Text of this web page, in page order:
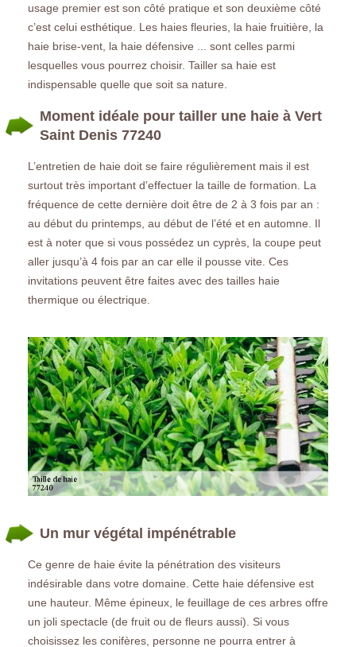
usage premier est son côté pratique et son deuxième côté
c’est celui esthétique. Les haies fleuries, la haie fruitière, la
haie brise-vent, la haie défensive ... sont celles parmi
lesquelles vous pourrez choisir. Tailler sa haie est
indispensable quelle que soit sa nature.
Moment idéale pour tailler une haie à Vert
Saint Denis 77240
L’entretien de haie doit se faire régulièrement mais il est
surtout très important d’effectuer la taille de formation. La
fréquence de cette dernière doit être de 2 à 3 fois par an :
au début du printemps, au début de l’été et en automne. Il
est à noter que si vous possédez un cyprès, la coupe peut
aller jusqu’à 4 fois par an car elle il pousse vite. Ces
invitations peuvent être faites avec des tailles haie
thermique ou électrique.
Un mur végétal impénétrable
Ce genre de haie évite la pénétration des visiteurs
indésirable dans votre domaine. Cette haie défensive est
une hauteur. Même épineux, le feuillage de ces arbres offre
un joli spectacle (de fruit ou de fleurs aussi). Si vous
choisissez les conifères, personne ne pourra entrer à